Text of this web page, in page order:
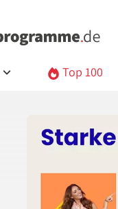
Top 100